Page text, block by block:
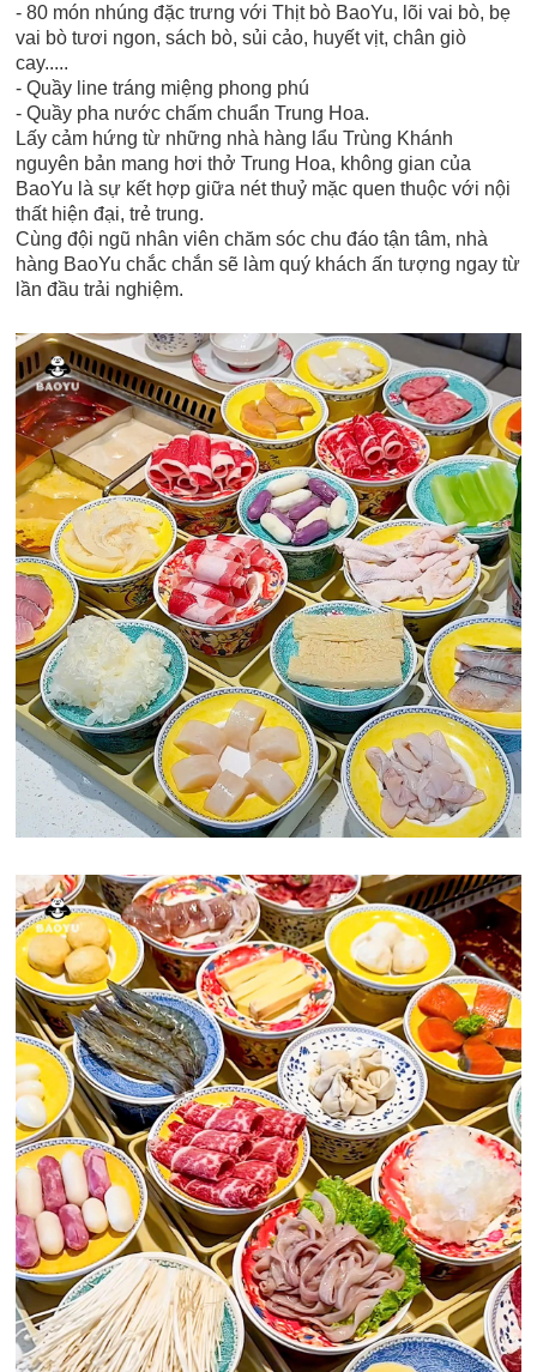
- 80 món nhúng đặc trưng với Thịt bò BaoYu, lõi vai bò, bẹ
vai bò tươi ngon, sách bò, sủi cảo, huyết vịt, chân giò
cay.....
- Quầy line tráng miệng phong phú
- Quầy pha nước chấm chuẩn Trung Hoa.
Lấy cảm hứng từ những nhà hàng lẩu Trùng Khánh
nguyên bản mang hơi thở Trung Hoa, không gian của
BaoYu là sự kết hợp giữa nét thuỷ mặc quen thuộc với nội
thất hiện đại, trẻ trung.
Cùng đội ngũ nhân viên chăm sóc chu đáo tận tâm, nhà
hàng BaoYu chắc chắn sẽ làm quý khách ấn tượng ngay từ
lần đầu trải nghiệm.